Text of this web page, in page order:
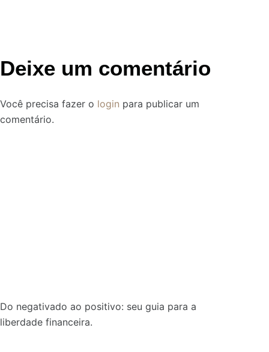
Deixe um comentário
Você precisa fazer o login para publicar um
comentário.
Do negativado ao positivo: seu guia para a
liberdade financeira.